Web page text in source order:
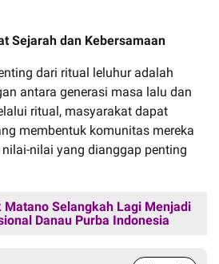
Sejarah dan Kebersamaan
dari ritual leluhur adalah
antara generasi masa lalu dan
ritual, masyarakat dapat
membentuk komunitas mereka
nilai yang dianggap penting
Matano Selangkah Lagi Menjadi
Danau Purba Indonesia